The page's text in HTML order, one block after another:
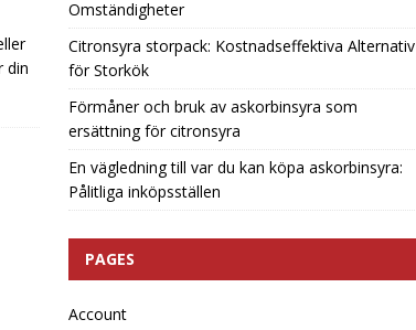
din
Omständigheter
Citronsyra storpack: Kostnadseffektiva Alternativ
för Storkök
Förmåner och bruk av askorbinsyra som
ersättning för citronsyra
En vägledning till var du kan köpa askorbinsyra:
Pålitliga inköpsställen
PAGES
Account